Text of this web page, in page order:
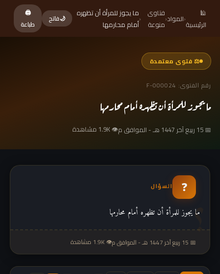
🕌
الرئيسية‹المواد‹فتاوى
منوعة
‹ما يجوز للمرأة أن تظهره
أمام محارمها
🌙فاتح
🖨
طباعة
⚖ فتوى معتمدة
رقم الفتوى: F-000024
ما يجوز للمرأة أن تظهره أمام محارمها
📅 15 ربيع آخر 1447 هـ - الموافق م 👁 1.9K مشاهدة
❓ السؤال
ما يجوز للمرأة أن تظهره أمام محارمها
📅 15 ربيع آخر 1447 هـ - الموافق م 👁 1.9K مشاهدة